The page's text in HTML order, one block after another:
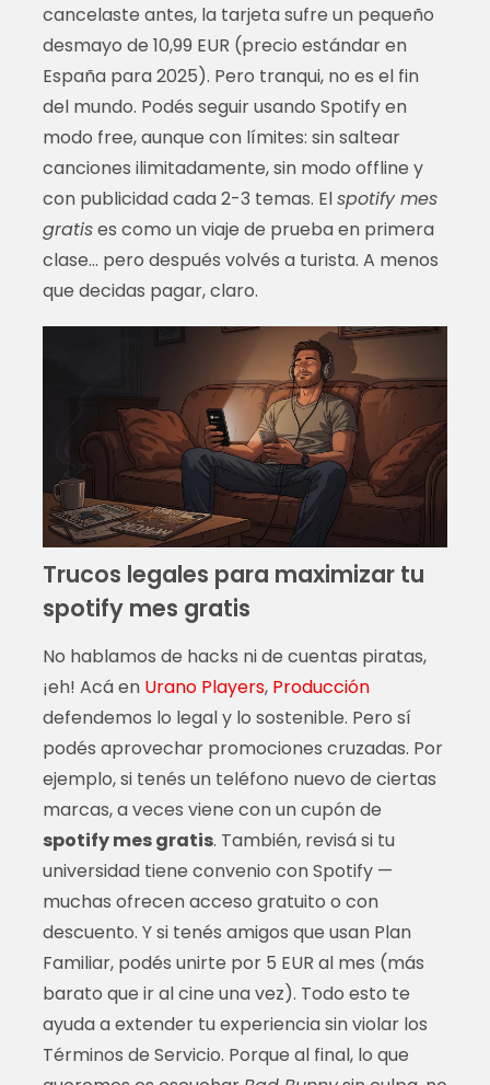
cancelaste antes, la tarjeta sufre un pequeño
desmayo de 10,99 EUR (precio estándar en
España para 2025). Pero tranqui, no es el fin
del mundo. Podés seguir usando Spotify en
modo free, aunque con límites: sin saltear
canciones ilimitadamente, sin modo offline y
con publicidad cada 2-3 temas. Elspotify mes
gratises como un viaje de prueba en primera
clase… pero después volvés a turista. A menos
que decidas pagar, claro.
Trucos legales para maximizar tu
spotify mes gratis
No hablamos de hacks ni de cuentas piratas,
¡eh! Acá en Urano Players, Producción
defendemos lo legal y lo sostenible. Pero sí
podés aprovechar promociones cruzadas. Por
ejemplo, si tenés un teléfono nuevo de ciertas
marcas, a veces viene con un cupón de
spotify mes gratis. También, revisá si tu
universidad tiene convenio con Spotify —
muchas ofrecen acceso gratuito o con
descuento. Y si tenés amigos que usan Plan
Familiar, podés unirte por 5 EUR al mes (más
barato que ir al cine una vez). Todo esto te
ayuda a extender tu experiencia sin violar los
Términos de Servicio. Porque al final, lo que